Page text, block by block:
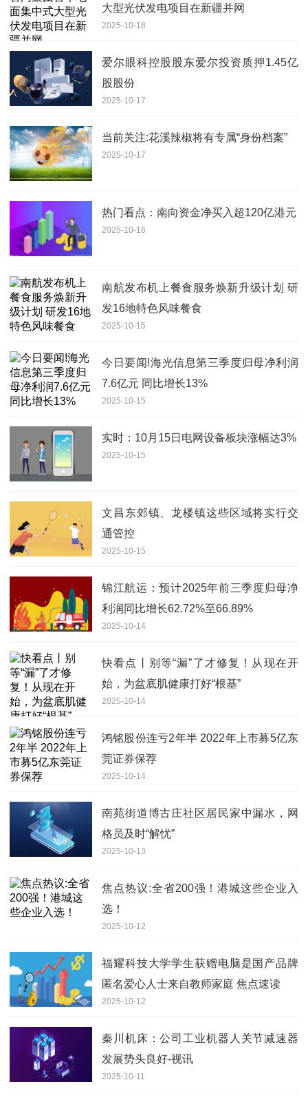
大型光伏发电项目在新疆并网
2025-10-18
爱尔眼科控股股东爱尔投资质押1.45亿
股股份
2025-10-17
当前关注:花溪辣椒将有专属“身份档案”
2025-10-17
热门看点：南向资金净买入超120亿港元
2025-10-16
南航发布机上餐食服务焕新升级计划 研
发16地特色风味餐食
2025-10-15
今日要闻!海光信息第三季度归母净利润
7.6亿元 同比增长13%
2025-10-15
实时：10月15日电网设备板块涨幅达3%
2025-10-15
文昌东郊镇、龙楼镇这些区域将实行交
通管控
2025-10-15
锦江航运：预计2025年前三季度归母净
利润同比增长62.72%至66.89%
2025-10-14
快看点丨别等“漏”了才修复！从现在开
始，为盆底肌健康打好“根基”
2025-10-14
鸿铭股份连亏2年半 2022年上市募5亿东
莞证券保荐
2025-10-14
南苑街道博古庄社区居民家中漏水，网
格员及时“解忧”
2025-10-13
焦点热议:全省200强！港城这些企业入
选！
2025-10-12
福耀科技大学学生获赠电脑是国产品牌
匿名爱心人士来自教师家庭 焦点速读
2025-10-12
秦川机床：公司工业机器人关节减速器
发展势头良好-视讯
2025-10-11